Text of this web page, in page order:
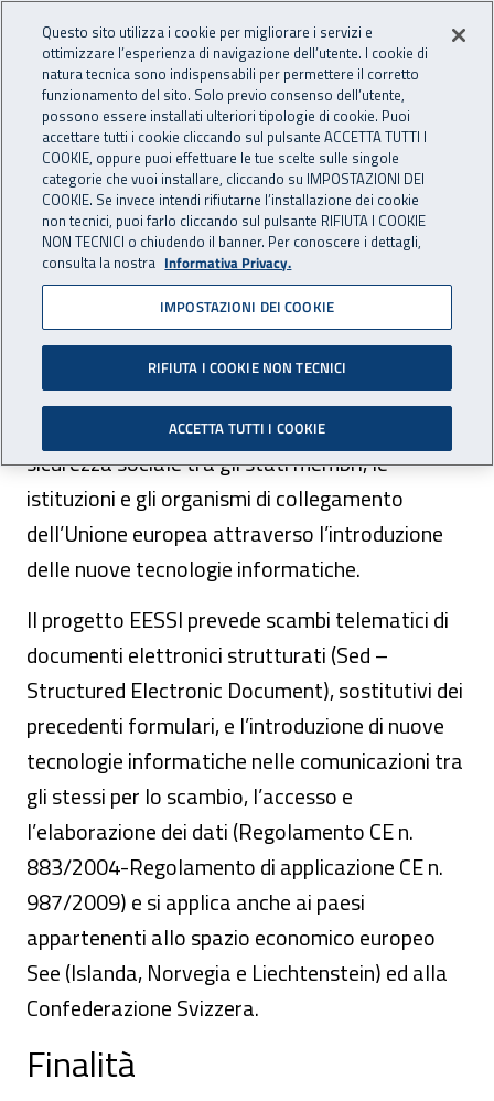
INAIL - Istituto Nazionale
Apri cerca
Navigazione principale
Navigazione - Ti trovi in:
Home Istituto Access Point EESSI
Access Point EESSI
Il progetto EESSI (Electronic Exchange of Social
Security Information) si inserisce nell'ambito del
progetto comunitario di dematerializzazione
degli scambi di dati e informazioni in materia di
sicurezza sociale tra gli stati membri, le
istituzioni e gli organismi di collegamento
dell’Unione europea attraverso l’introduzione
delle nuove tecnologie informatiche.
Il progetto EESSI prevede scambi telematici di
documenti elettronici strutturati (Sed –
Structured Electronic Document), sostitutivi dei
precedenti formulari, e l’introduzione di nuove
tecnologie informatiche nelle comunicazioni tra
gli stessi per lo scambio, l’accesso e
l’elaborazione dei dati (Regolamento CE n.
883/2004-Regolamento di applicazione CE n.
987/2009) e si applica anche ai paesi
appartenenti allo spazio economico europeo
See (Islanda, Norvegia e Liechtenstein) ed alla
Confederazione Svizzera.
Finalità
Questo sito utilizza i cookie per migliorare i servizi e
ottimizzare l’esperienza di navigazione dell’utente. I cookie di
natura tecnica sono indispensabili per permettere il corretto
funzionamento del sito. Solo previo consenso dell’utente,
possono essere installati ulteriori tipologie di cookie. Puoi
accettare tutti i cookie cliccando sul pulsante ACCETTA TUTTI I
COOKIE, oppure puoi effettuare le tue scelte sulle singole
categorie che vuoi installare, cliccando su IMPOSTAZIONI DEI
COOKIE. Se invece intendi rifiutarne l’installazione dei cookie
non tecnici, puoi farlo cliccando sul pulsante RIFIUTA I COOKIE
NON TECNICI o chiudendo il banner. Per conoscere i dettagli,
consulta la nostra Informativa Privacy.
IMPOSTAZIONI DEI COOKIE
RIFIUTA I COOKIE NON TECNICI
ACCETTA TUTTI I COOKIE